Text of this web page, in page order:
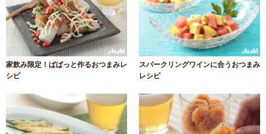
家飲み限定！ぱぱっと作るおつまみレ
シピ
スパークリングワインに合うおつまみ
レシピ